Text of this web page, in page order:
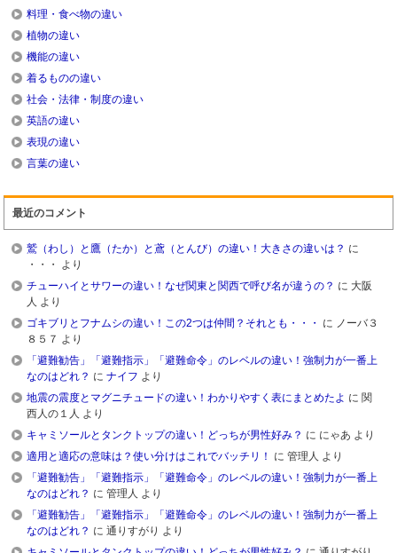
料理・食べ物の違い
植物の違い
機能の違い
着るものの違い
社会・法律・制度の違い
英語の違い
表現の違い
言葉の違い
最近のコメント
鷲（わし）と鷹（たか）と鳶（とんび）の違い！大きさの違いは？ に
・・・
より
チューハイとサワーの違い！なぜ関東と関西で呼び名が違うの？ に 大阪
人 より
ゴキブリとフナムシの違い！この2つは仲間？それとも・・・
に ノーバ３
８５７ より
「避難勧告」「避難指示」「避難命令」のレベルの違い！強制力が一番上
なのはどれ？ にナイフ より
地震の震度とマグニチュードの違い！わかりやすく表にまとめたよ に 関
西人の１人 より
キャミソールとタンクトップの違い！どっちが男性好み？ に にゃあ より
適用と適応の意味は？使い分けはこれでバッチリ！
に管理人 より
「避難勧告」「避難指示」「避難命令」のレベルの違い！強制力が一番上
なのはどれ？ に管理人 より
「避難勧告」「避難指示」「避難命令」のレベルの違い！強制力が一番上
なのはどれ？ に通りすがり より